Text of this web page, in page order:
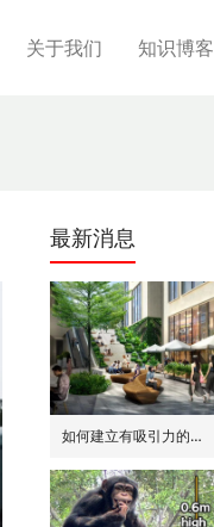
关于我们 知识博客
最新消息
如何建立有吸引力的商场外围(恐龙或流行主题)